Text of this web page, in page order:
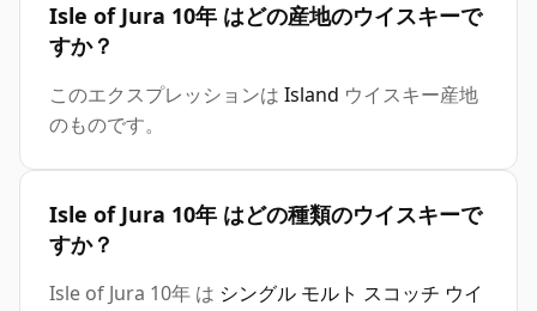
Isle of Jura 10年 はどの産地のウイスキーで
すか？
このエクスプレッションは Island ウイスキー産地
のものです。
Isle of Jura 10年 はどの種類のウイスキーで
すか？
Isle of Jura 10年 は シングル モルト スコッチ ウイ